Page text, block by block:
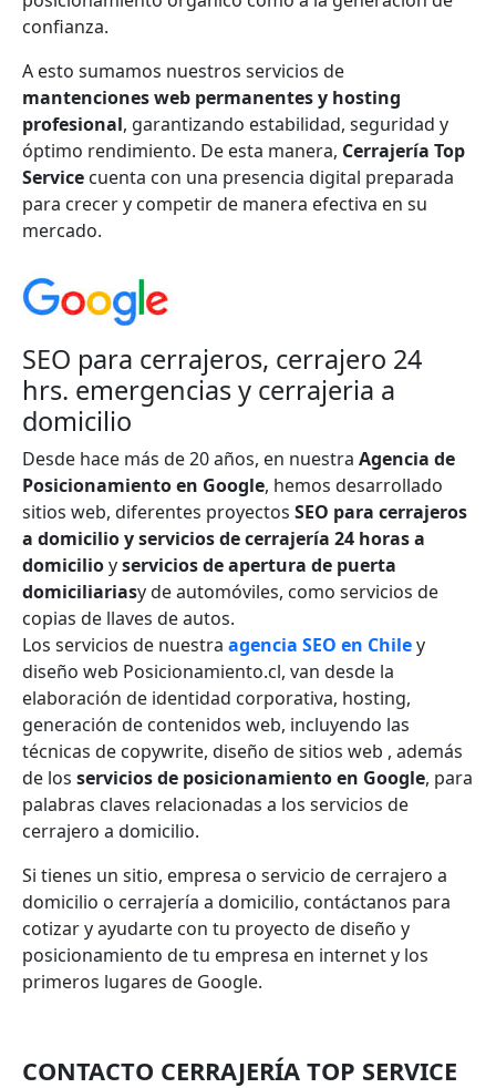
confianza.
A esto sumamos nuestros servicios de
mantenciones web permanentes y hosting
profesional, garantizando estabilidad, seguridad y
óptimo rendimiento. De esta manera, Cerrajería Top
Service cuenta con una presencia digital preparada
para crecer y competir de manera efectiva en su
mercado.
SEO para cerrajeros, cerrajero 24
hrs. emergencias y cerrajeria a
domicilio
Desde hace más de 20 años, en nuestra Agencia de
Posicionamiento en Google, hemos desarrollado
sitios web, diferentes proyectos SEO para cerrajeros
a domicilio y servicios de cerrajería 24 horas a
domicilioyservicios de apertura de puerta
domiciliariasy de automóviles, como servicios de
copias de llaves de autos.
Los servicios de nuestra agencia SEO en Chiley
diseño web Posicionamiento.cl, van desde la
elaboración de identidad corporativa, hosting,
generación de contenidos web, incluyendo las
técnicas de copywrite, diseño de sitios web , además
de los servicios de posicionamiento en Google, para
palabras claves relacionadas a los servicios de
cerrajero a domicilio.
Si tienes un sitio, empresa o servicio de cerrajero a
domicilio o cerrajería a domicilio, contáctanos para
cotizar y ayudarte con tu proyecto de diseño y
posicionamiento de tu empresa en internet y los
primeros lugares de Google.
CONTACTO CERRAJERÍA TOP SERVICE